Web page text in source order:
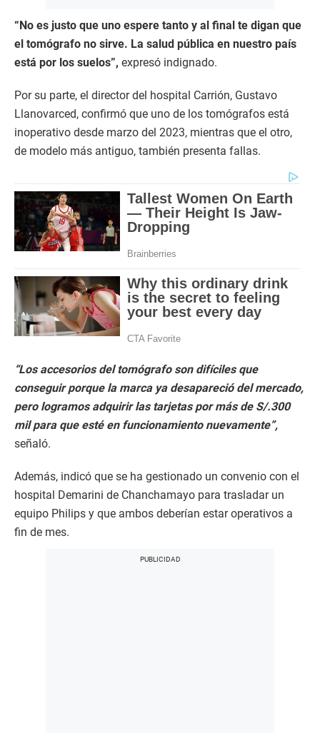
“No es justo que uno espere tanto y al final te digan que
el tomógrafo no sirve. La salud pública en nuestro país
está por los suelos”, expresó indignado.
Por su parte, el director del hospital Carrión, Gustavo
Llanovarced, confirmó que uno de los tomógrafos está
inoperativo desde marzo del 2023, mientras que el otro,
de modelo más antiguo, también presenta fallas.
“Los accesorios del tomógrafo son difíciles que
conseguir porque la marca ya desapareció del mercado,
pero logramos adquirir las tarjetas por más de S/.300
mil para que esté en funcionamiento nuevamente”,
señaló.
Además, indicó que se ha gestionado un convenio con el
hospital Demarini de Chanchamayo para trasladar un
equipo Philips y que ambos deberían estar operativos a
fin de mes.